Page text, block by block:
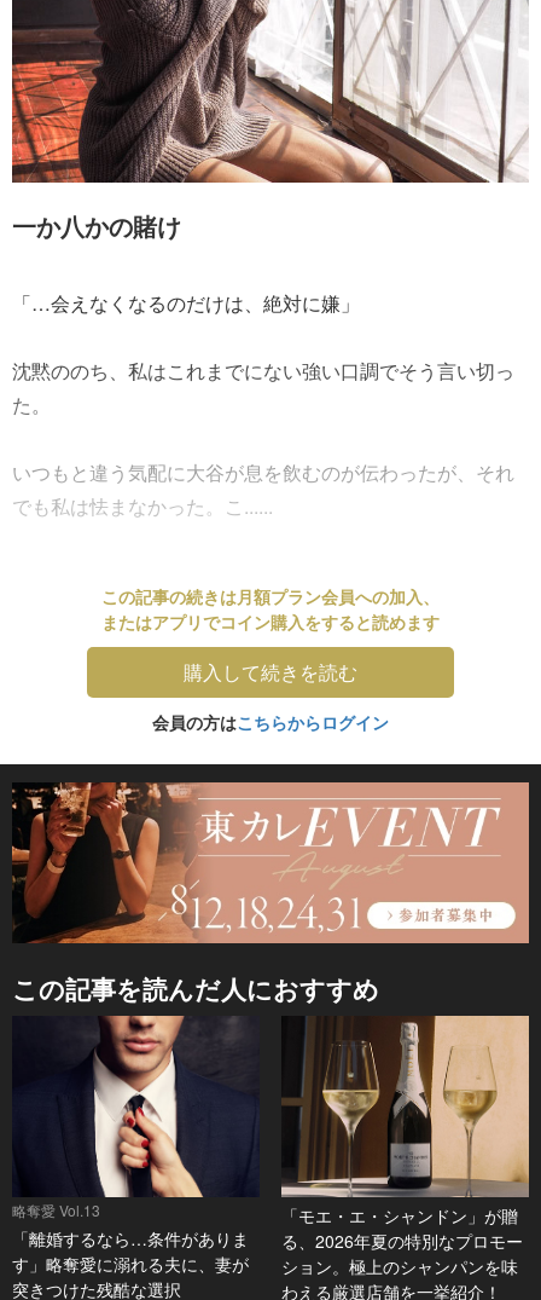
一か八かの賭け
「…会えなくなるのだけは、絶対に嫌」
沈黙ののち、私はこれまでにない強い口調でそう言い切っ
た。
いつもと違う気配に大谷が息を飲むのが伝わったが、それ
でも私は怯まなかった。こ......
この記事の続きは月額プラン会員への加入、
またはアプリでコイン購入をすると読めます
購入して続きを読む
会員の方はこちらからログイン
この記事を読んだ人におすすめ
略奪愛 Vol.13
「離婚するなら…条件がありま
す」略奪愛に溺れる夫に、妻が
突きつけた残酷な選択
「モエ・エ・シャンドン」が贈
る、2026年夏の特別なプロモー
ション。極上のシャンパンを味
わえる厳選店舗を一挙紹介！